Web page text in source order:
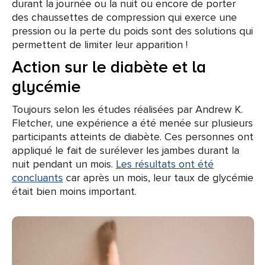
durant la journée ou la nuit ou encore de porter
des chaussettes de compression qui exerce une
pression ou la perte du poids sont des solutions qui
permettent de limiter leur apparition !
Action sur le diabète et la
glycémie
Toujours selon les études réalisées par Andrew K.
Fletcher, une expérience a été menée sur plusieurs
participants atteints de diabète. Ces personnes ont
appliqué le fait de surélever les jambes durant la
nuit pendant un mois. Les résultats ont été
concluants car après un mois, leur taux de glycémie
était bien moins important.